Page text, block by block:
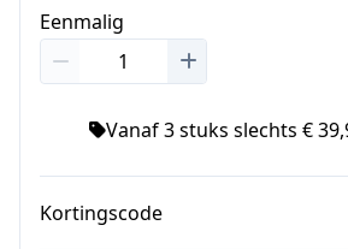
Eenmalig
Vanaf 3 stuks slechts €
Kortingscode